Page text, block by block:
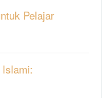
Pelajar
Islami: